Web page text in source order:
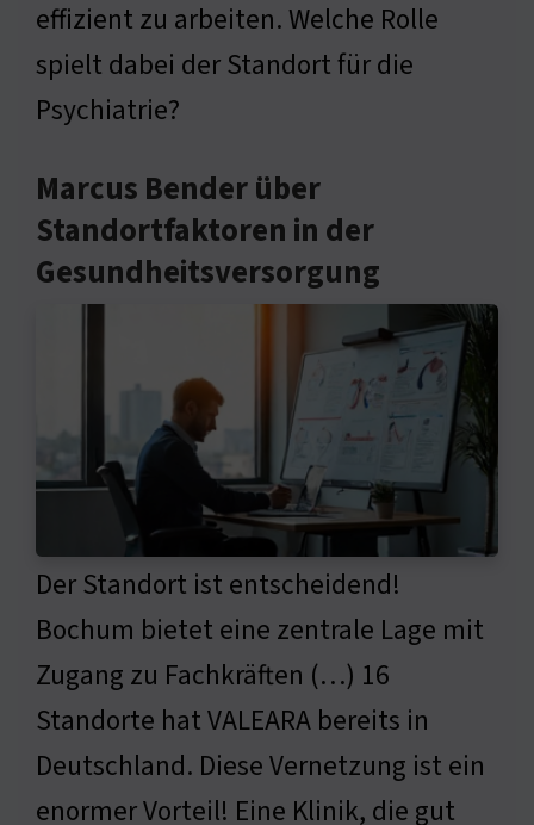
effizient zu arbeiten. Welche Rolle
spielt dabei der Standort für die
Psychiatrie?
Marcus Bender über
Standortfaktoren in der
Gesundheitsversorgung
Der Standort ist entscheidend!
Bochum bietet eine zentrale Lage mit
Zugang zu Fachkräften (…) 16
Standorte hat VALEARA bereits in
Deutschland. Diese Vernetzung ist ein
enormer Vorteil! Eine Klinik, die gut